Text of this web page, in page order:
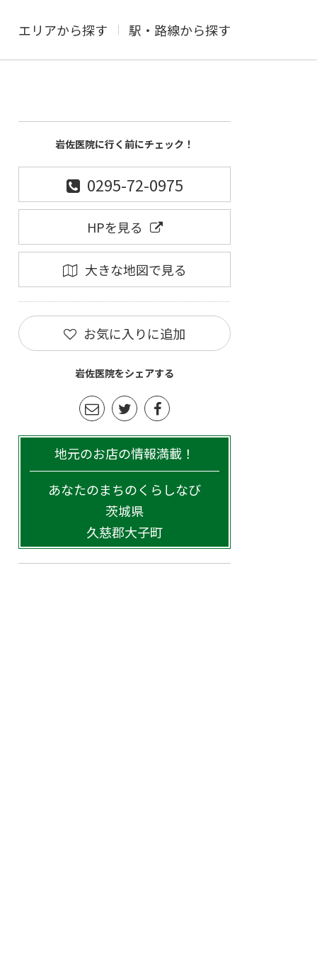
エリアから探す 駅・路線から探す
岩佐医院に行く前にチェック！
0295-72-0975
HPを見る
大きな地図で見る
お気に入りに追加
岩佐医院をシェアする
地元のお店の情報満載！
あなたのまちのくらしなび
茨城県
久慈郡大子町